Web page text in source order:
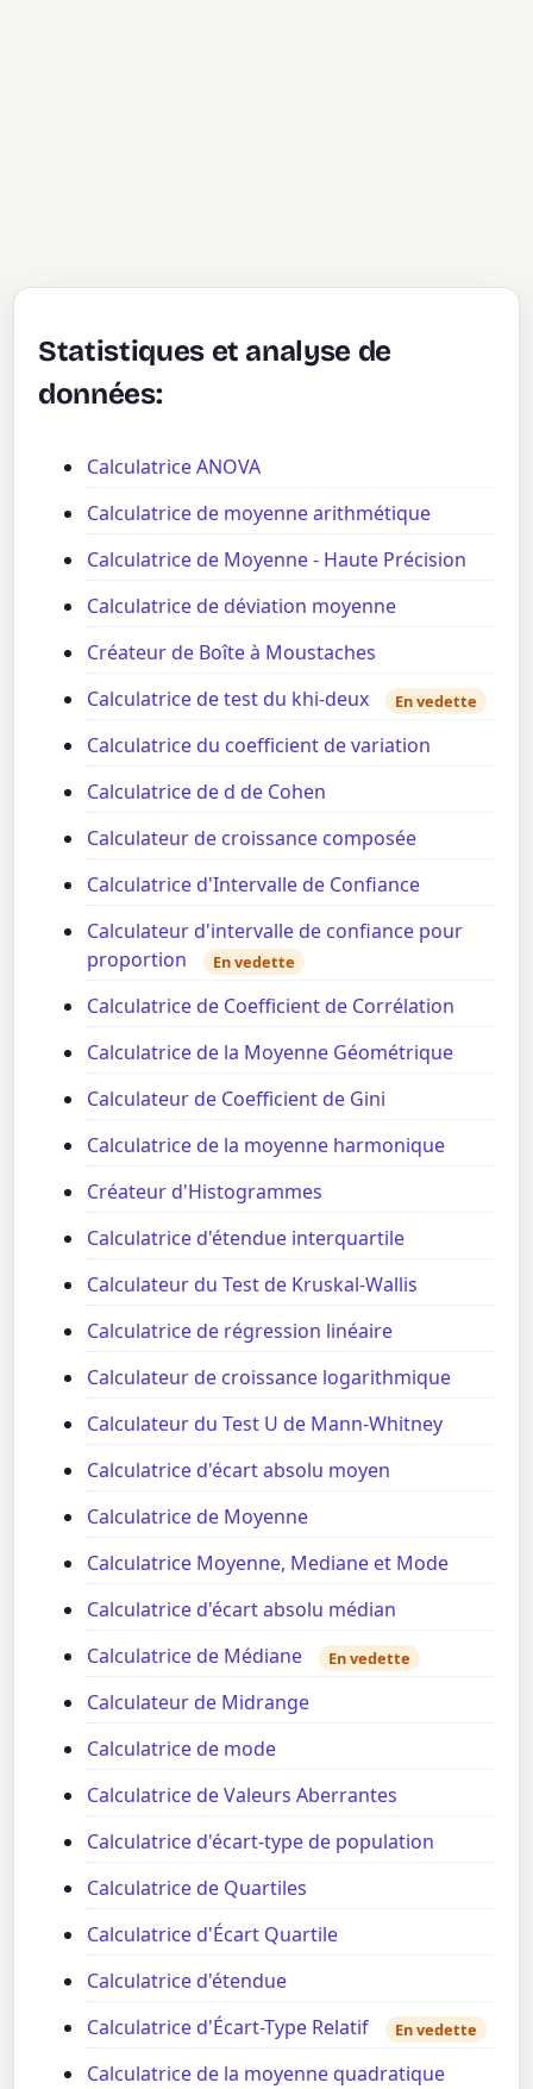
Statistiques et analyse de
données:
Calculatrice ANOVA
Calculatrice de moyenne arithmétique
Calculatrice de Moyenne - Haute Précision
Calculatrice de déviation moyenne
Créateur de Boîte à Moustaches
Calculatrice de test du khi-deux
En vedette
Calculatrice du coefficient de variation
Calculatrice de d de Cohen
Calculateur de croissance composée
Calculatrice d'Intervalle de Confiance
Calculateur d'intervalle de confiance pour
proportion
En vedette
Calculatrice de Coefficient de Corrélation
Calculatrice de la Moyenne Géométrique
Calculateur de Coefficient de Gini
Calculatrice de la moyenne harmonique
Créateur d'Histogrammes
Calculatrice d'étendue interquartile
Calculateur du Test de Kruskal-Wallis
Calculatrice de régression linéaire
Calculateur de croissance logarithmique
Calculateur du Test U de Mann-Whitney
Calculatrice d'écart absolu moyen
Calculatrice de Moyenne
Calculatrice Moyenne, Mediane et Mode
Calculatrice d'écart absolu médian
Calculatrice de Médiane
En vedette
Calculateur de Midrange
Calculatrice de mode
Calculatrice de Valeurs Aberrantes
Calculatrice d'écart-type de population
Calculatrice de Quartiles
Calculatrice d'Écart Quartile
Calculatrice d'étendue
Calculatrice d'Écart-Type Relatif
En vedette
Calculatrice de la moyenne quadratique